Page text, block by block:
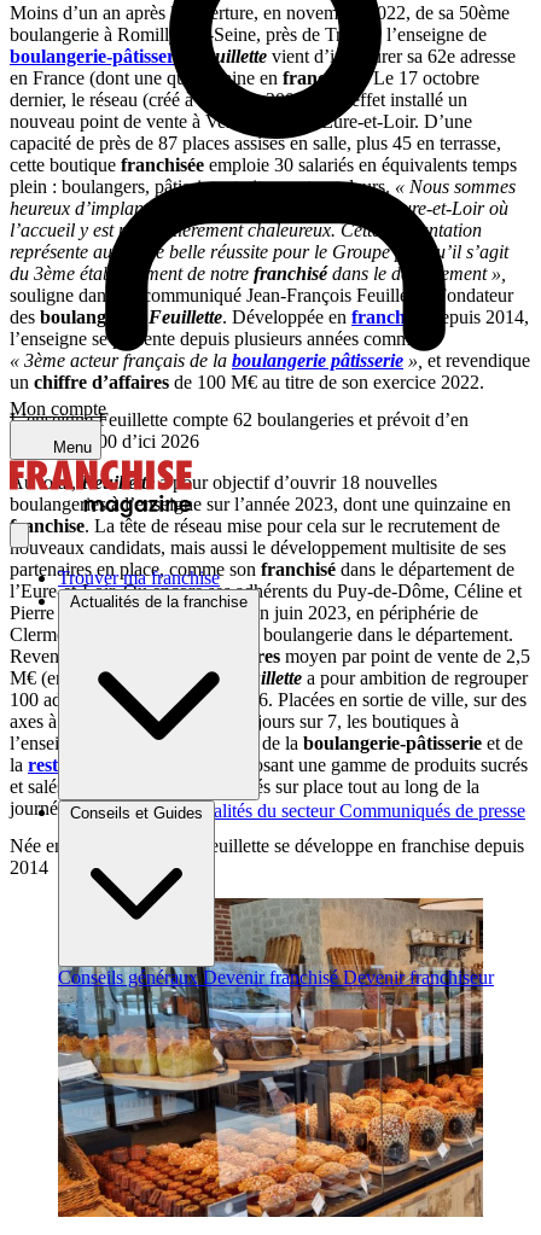
Mon compte
Menu
Trouver ma franchise
Actualités de la franchise
Brèves et actus Actualités du secteur Communiqués de presse
Conseils et Guides
Conseils généraux Devenir franchisé Devenir franchiseur
Moins d’un an après l’ouverture, en novembre 2022, de sa 50ème
boulangerie à Romilly-sur-Seine, près de Troyes, l’enseigne de
boulangerie-pâtisserie
Feuillette vient d’inaugurer sa 62e adresse
en France (dont une quarantaine en franchise
). Le 17 octobre
dernier, le réseau (créé à Blois en 2009) a en effet installé un
nouveau point de vente à Vernouillet, en Eure-et-Loir. D’une
capacité de près de 87 places assises en salle, plus 45 en terrasse,
cette boutique franchisée emploie 30 salariés en équivalents temps
plein : boulangers, pâtissiers, traiteurs et vendeurs. « Nous sommes
heureux d’implanter une nouvelle boulangerie en Eure-et-Loir où
l’accueil y est particulièrement chaleureux. Cette implantation
représente aussi une belle réussite pour le Groupe puisqu’il s’agit
du 3ème établissement de notre franchisédans le département »,
souligne dans un communiqué Jean-François Feuillette, Fondateur
des boulangeries Feuillette. Développée en franchise
depuis 2014,
l’enseigne se présente depuis plusieurs années comme le
« 3ème acteur français de la boulangerie pâtisserie », et revendique
un chiffre d’affaires de 100 M€ au titre de son exercice 2022.
L’enseigne Feuillette compte 62 boulangeries et prévoit d’en
regrouper 100 d’ici 2026
Au total, Feuillettea pour objectif d’ouvrir 18 nouvelles
boulangeries à l’enseigne sur l’année 2023, dont une quinzaine en
franchise. La tête de réseau mise pour cela sur le recrutement de
nouveaux candidats, mais aussi le développement multisite de ses
partenaires en place, comme son franchisé dans le département de
l’Eure-et-Loir. Ou encore ses adhérents du Puy-de-Dôme, Céline et
Pierre Marsin, qui ont inauguré en juin 2023, en périphérie de
Clermont-Ferrand, leur troisième boulangerie dans le département.
Revendiquant un
chiffre d’affaires moyen par point de vente de 2,5
M€ (en vitesse de croisière),
Feuillette a pour ambition de regrouper
100 adresses en France d’ici 2026. Placées en sortie de ville, sur des
axes à forts trafics, et ouvertes 7 jours sur 7, les boutiques à
l’enseigne combinent les univers de la boulangerie-pâtisserie et de
la restauration rapide
, en proposant une gamme de produits sucrés
et salés, en grande partie fabriqués sur place tout au long de la
journée.
Née en 2009, l’enseigne Feuillette se développe en franchise depuis
2014